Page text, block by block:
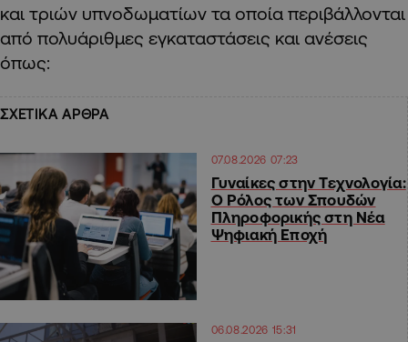
και τριών υπνοδωματίων τα οποία περιβάλλονται
από πολυάριθμες εγκαταστάσεις και ανέσεις
όπως:
ΣΧΕΤΙΚΑ ΑΡΘΡΑ
07.08.2026 07:23
Γυναίκες στην Τεχνολογία:
Ο Ρόλος των Σπουδών
Πληροφορικής στη Νέα
Ψηφιακή Εποχή
06.08.2026 15:31